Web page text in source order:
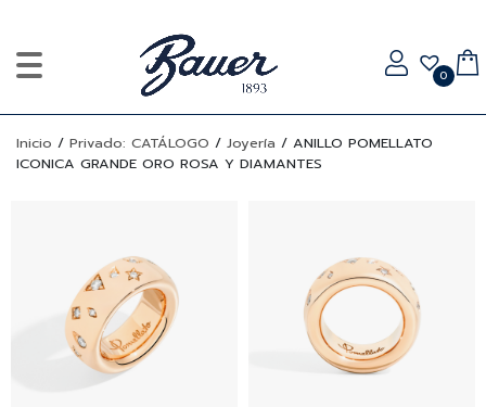
0
Inicio / Privado: CATÁLOGO / Joyería / ANILLO POMELLATO
ICONICA GRANDE ORO ROSA Y DIAMANTES